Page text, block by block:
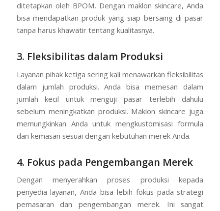
ditetapkan oleh BPOM. Dengan maklon skincare, Anda
bisa mendapatkan produk yang siap bersaing di pasar
tanpa harus khawatir tentang kualitasnya.
3. Fleksibilitas dalam Produksi
Layanan pihak ketiga sering kali menawarkan fleksibilitas
dalam jumlah produksi. Anda bisa memesan dalam
jumlah kecil untuk menguji pasar terlebih dahulu
sebelum meningkatkan produksi. Maklon skincare juga
memungkinkan Anda untuk mengkustomisasi formula
dan kemasan sesuai dengan kebutuhan merek Anda.
4. Fokus pada Pengembangan Merek
Dengan menyerahkan proses produksi kepada
penyedia layanan, Anda bisa lebih fokus pada strategi
pemasaran dan pengembangan merek. Ini sangat